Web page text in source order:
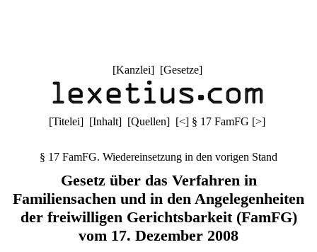
[Kanzlei] [Gesetze]
[Titelei] [Inhalt] [Quellen] [<] § 17 FamFG [>]
§ 17 FamFG. Wiedereinsetzung in den vorigen Stand
Gesetz über das Verfahren in
Familiensachen und in den Angelegenheiten
der freiwilligen Gerichtsbarkeit (FamFG)
vom 17. Dezember 2008